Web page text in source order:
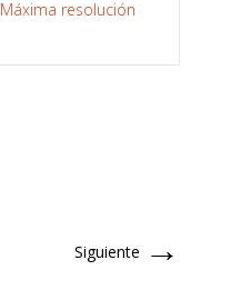
Máxima resolución
Siguiente →